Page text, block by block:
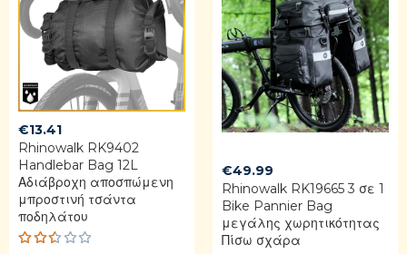
€13.41
Rhinowalk RK9402
Handlebar Bag 12L
Αδιάβροχη αποσπώμενη
μπροστινή τσάντα
ποδηλάτου
€49.99
Rhinowalk RK19665 3 σε 1
Bike Pannier Bag
μεγάλης χωρητικότητας
Πίσω σχάρα